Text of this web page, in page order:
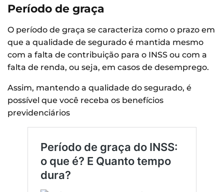
Período de graça
O período de graça se caracteriza como o prazo em
que a qualidade de segurado é mantida mesmo
com a falta de contribuição para o INSS ou com a
falta de renda, ou seja, em casos de desemprego.
Assim, mantendo a qualidade do segurado, é
possível que você receba os benefícios
previdenciários